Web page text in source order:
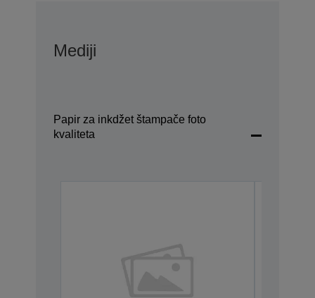
Mediji
Papir za inkdžet štampače foto
kvaliteta